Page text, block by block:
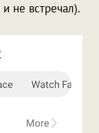
не встречал).